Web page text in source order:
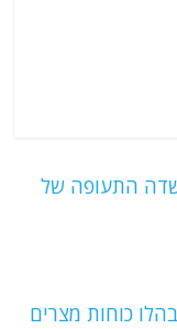
בשדה התעופה של
כוחות מצרים